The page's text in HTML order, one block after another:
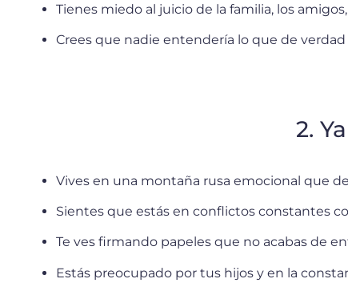
Tienes miedo al juicio de la familia, los
Crees que nadie entendería lo que de
2.
Vives en una montaña rusa emocional que
Sientes que estás en conflictos constantes
Te ves firmando papeles que no acabas de
Estás preocupado por tus hijos y en la